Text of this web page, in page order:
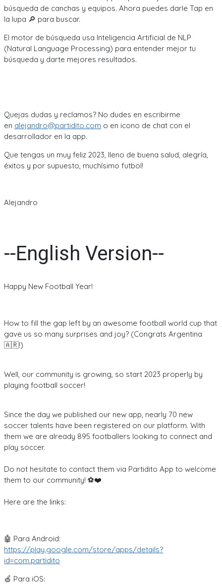
búsqueda de canchas y equipos. Ahora puedes darle Tap en
la lupa 🔎 para buscar.
El motor de búsqueda usa Inteligencia Artificial de NLP
(Natural Language Processing) para entender mejor tu
búsqueda y darte mejores resultados.
Quejas dudas y reclamos? No dudes en escribirme
en alejandro@partidito.com o en icono de chat con el
desarrollador en la app.
Que tengas un muy feliz 2023, lleno de buena salud, alegría,
éxitos y por supuesto, muchísimo futbol!
Alejandro
--English Version--
Happy New Football Year!
How to fill the gap left by an awesome football world cup that
gave us so many surprises and joy? (Congrats Argentina
🇦🇷!)
Well, our community is growing, so start 2023 properly by
playing football soccer!
Since the day we published our new app, nearly 70 new
soccer talents have been registered on our platform. With
them we are already 895 footballers looking to connect and
play soccer.
Do not hesitate to contact them via Partidito App to welcome
them to our community! ⚽❤️
Here are the links:
🤖 Para Android:
https://play.google.com/store/apps/details?
id=com.partidito
🍏 Para iOS: